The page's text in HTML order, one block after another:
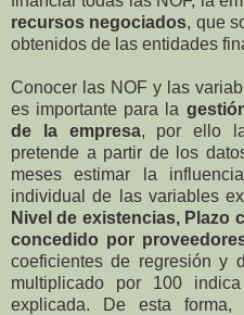
recursos negociados, que
obtenidos de las entidades
Conocer las NOF y las
es importante para la
de la empresa, por ello la
pretende a partir de los
meses estimar la
individual de las variables
Nivel de existencias, Plazo
concedido por
coeficientes de regresión y
multiplicado por 100
explicada. De esta